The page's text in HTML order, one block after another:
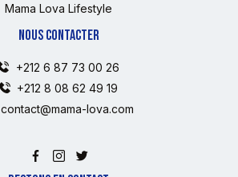
Mama Lova Lifestyle
NOUS CONTACTER
+212 6 87 73 00 26
+212 8 08 62 49 19
contact@mama-lova.com